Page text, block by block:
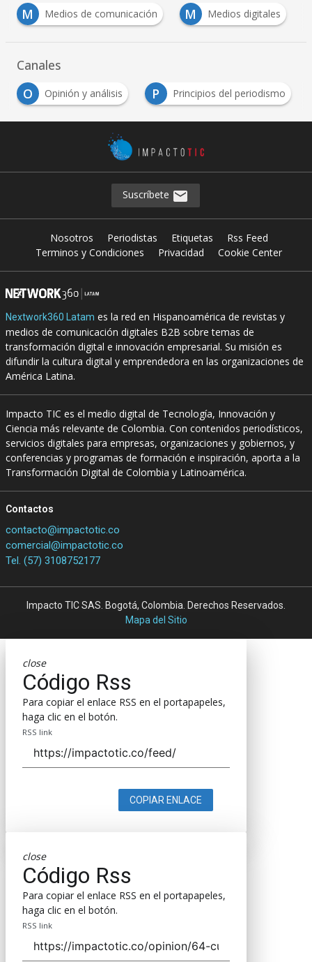
M
Medios de comunicación M Medios digitales
Canales
O
Opinión y análisis P Principios del periodismo
Suscríbete
Nosotros Periodistas Etiquetas
Rss Feed
Terminos y Condiciones
Privacidad Cookie Center
Nextwork360 Latam es la red en Hispanoamérica de revistas y
medios de comunicación digitales B2B sobre temas de
transformación digital e innovación empresarial. Su misión es
difundir la cultura digital y emprendedora en las organizaciones de
América Latina.
Impacto TIC es el medio digital de Tecnología, Innovación y
Ciencia más relevante de Colombia. Con contenidos periodísticos,
servicios digitales para empresas, organizaciones y gobiernos, y
conferencias y programas de formación e inspiración, aporta a la
Transformación Digital de Colombia y Latinoamérica.
Contactos
contacto@impactotic.co
comercial@impactotic.co
Tel. (57) 3108752177
Impacto TIC SAS. Bogotá, Colombia. Derechos Reservados.
Mapa del Sitio
close
Código Rss
Para copiar el enlace RSS en el portapapeles,
haga clic en el botón.
RSS link
COPIAR ENLACE
close
Código Rss
Para copiar el enlace RSS en el portapapeles,
haga clic en el botón.
RSS link